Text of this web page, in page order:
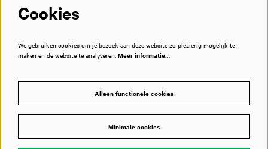
Cookies
We gebruiken cookies om je bezoek aan deze website zo plezierig mogelijk te
maken en de website te analyseren. Meer informatie…
Alleen functionele cookies
Minimale cookies